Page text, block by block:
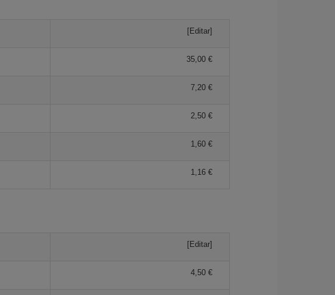
[Editar]
35,00 €
7,20 €
2,50 €
1,60 €
1,16 €
[Editar]
4,50 €